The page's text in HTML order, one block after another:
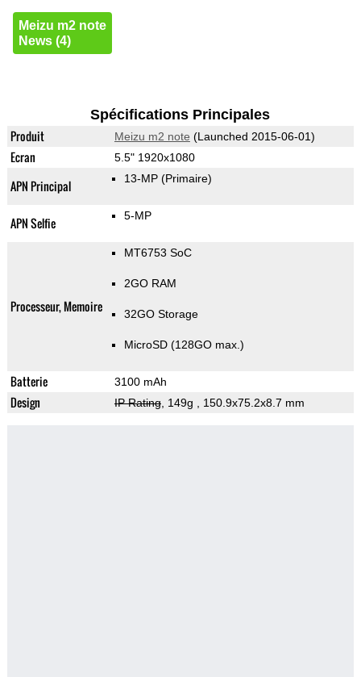
Meizu m2 note
News (4)
Spécifications Principales
Produit Meizu m2 note (Launched 2015-06-01)
Ecran 5.5" 1920x1080
APN Principal 13-MP (Primaire)
APN Selfie 5-MP
Processeur, Memoire
MT6753 SoC
2GO RAM
32GO Storage
MicroSD (128GO max.)
Batterie 3100 mAh
Design IP Rating, 149g , 150.9x75.2x8.7 mm